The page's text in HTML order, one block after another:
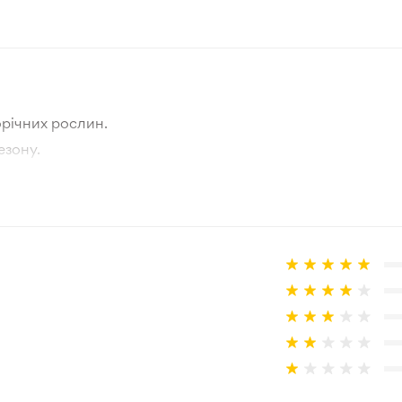
В горщик, Відкритий ґрунт
рослин.
товара та реальної рослини.